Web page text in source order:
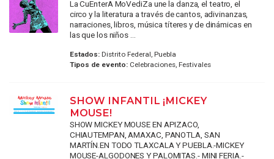
La CuEnterA MoVediZa une la danza, el teatro, el
circo y la literatura a través de cantos, adivinanzas,
narraciones, libros, música títeres y de dinámicas en
las que los niños ...
Estados:Distrito Federal, Puebla
Tipos de evento:Celebraciones, Festivales
SHOW INFANTIL ¡MICKEY
MOUSE!
SHOW MICKEY MOUSE EN APIZACO,
CHIAUTEMPAN, AMAXAC, PANOTLA, SAN
MARTÍN.EN TODO TLAXCALA Y PUEBLA.-MICKEY
MOUSE-ALGODONES Y PALOMITAS.- MINI FERIA.-